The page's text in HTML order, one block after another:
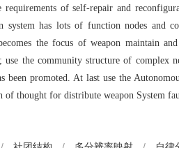
of self-repair and
system has lots of function nodes and
the focus of weapon maintain
use the community structure of complex
been promoted. At last use the
of thought for distribute weapon System